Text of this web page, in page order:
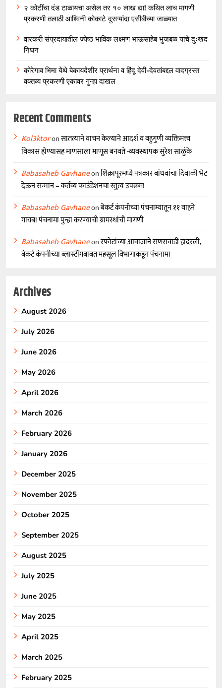
२ कोटींचा दंड टाळायचा असेल तर १० लाख द्या! कथित लाच मागणी
प्रकरणी तलाठी आश्विनी कोकाटे दुसऱ्यांदा एसीबीच्या जाळ्यात
वारकरी संप्रदायातील ज्येष्ठ भाविक लक्ष्मण भाऊसाहेब भुजबळ यांचे दुःखद
निधन
कोरेगाव भिमा येथे बेकायदेशीर प्रार्थना व हिंदू देवी-देवतांबद्दल वादग्रस्त
वक्तव्य प्रकरणी एकावर गुन्हा दाखल
Recent Comments
Kol3ktoronसातत्याने वाचन केल्याने आदर्श व बहुगुणी व्यक्तिमत्त्व
विकास होण्यासह माणसाला माणूस बनवते -व्यवस्थापक सुरेश साळुंके
Babasaheb Gavhaneonशिक्रापूरमध्ये पत्रकार बांधवांचा दिवाळी भेट
देऊन सन्मान – कर्तव्य फाउंडेशनचा स्तुत्य उपक्रम!
Babasaheb Gavhaneonबेकर्ट कंपनीच्या पंचनाम्यातून ११ वाहने
गायब! पंचनामा पुन्हा करण्याची ग्रामस्थांची मागणी
Babasaheb Gavhaneonस्फोटांच्या आवाजाने सणसवाडी हादरली,
बेकर्ट कंपनीच्या ब्लास्टींगबाबत महसूल विभागाकडून पंचनामा
Archives
August 2026
July 2026
June 2026
May 2026
April 2026
March 2026
February 2026
January 2026
December 2025
November 2025
October 2025
September 2025
August 2025
July 2025
June 2025
May 2025
April 2025
March 2025
February 2025